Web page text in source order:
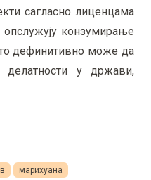
сагласно лиценцама
конзумирање
дефинитивно може да
делатности у држави,
марихуана